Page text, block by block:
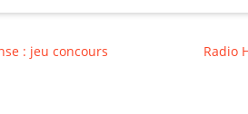
: jeu concours Radio